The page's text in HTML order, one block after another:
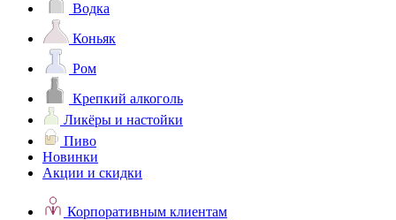
Водка
Коньяк
Ром
Крепкий алкоголь
Ликёры и настойки
Пиво
Новинки
Акции и скидки
Корпоративным клиентам